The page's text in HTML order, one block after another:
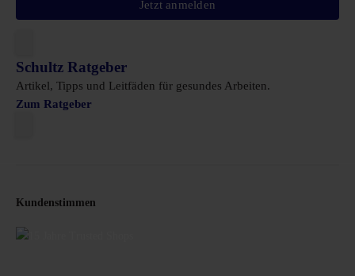
Jetzt anmelden
Schultz Ratgeber
Artikel, Tipps und Leitfäden für gesundes Arbeiten.
Zum Ratgeber
Kundenstimmen